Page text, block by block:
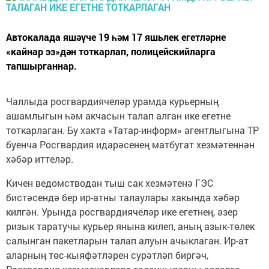
Автокалада яшәүче 19 һәм 17 яшьлек егетләрне
«кайнар эз»дән тоткарлап, полицейскийларга
тапшырганнар.
Чаллыда росгвардиячеләр урамда курьерның
ашамлыгын һәм акчасын талап алган ике егетне
тоткарлаган. Бу хакта «Татар-информ» агентлыгына ТР
буенча Росгвардия идарәсенең матбугат хезмәтеннән
хәбәр иттеләр.
Кичен ведомстводан тыш сак хезмәтенә ГЭС
бистәсендә бер ир-атны талаулары хакында хәбәр
килгән. Урында росгвардиячеләр ике егетнең, әзер
ризык таратучы курьер янына килеп, аның азык-төлек
салынган пакетларын талап алуын ачыклаган. Ир-ат
аларның төс-кыяфәтләрен сурәтләп биргәч,